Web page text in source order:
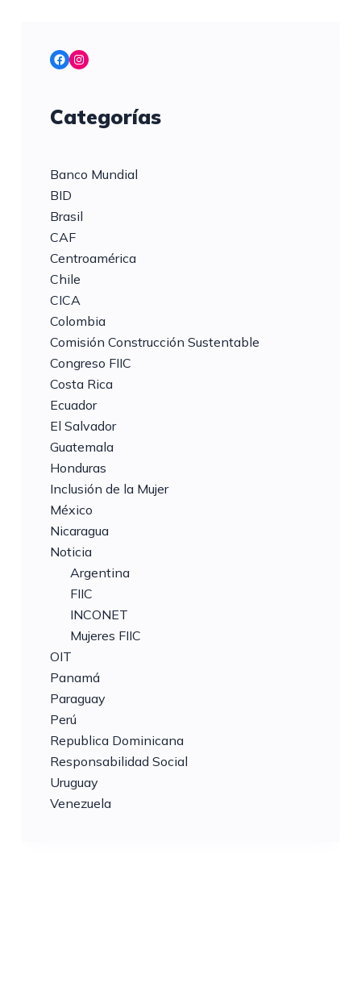
Facebook
Instagram
Categorías
Banco Mundial
BID
Brasil
CAF
Centroamérica
Chile
CICA
Colombia
Comisión Construcción Sustentable
Congreso FIIC
Costa Rica
Ecuador
El Salvador
Guatemala
Honduras
Inclusión de la Mujer
México
Nicaragua
Noticia
Argentina
FIIC
INCONET
Mujeres FIIC
OIT
Panamá
Paraguay
Perú
Republica Dominicana
Responsabilidad Social
Uruguay
Venezuela